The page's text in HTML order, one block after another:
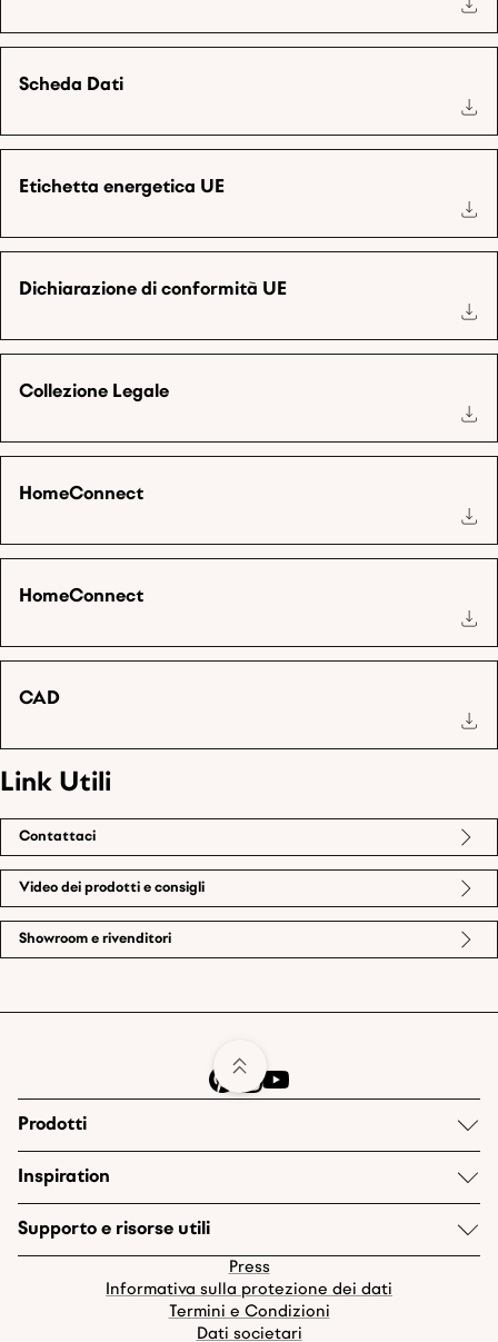
Scheda Dati
Etichetta energetica UE
Dichiarazione di conformità UE
Collezione Legale
HomeConnect
HomeConnect
CAD
Link Utili
Contattaci
Video dei prodotti e consigli
Showroom e rivenditori
Prodotti
Inspiration
Supporto e risorse utili
Press
Informativa sulla protezione dei dati
Termini e Condizioni
Dati societari